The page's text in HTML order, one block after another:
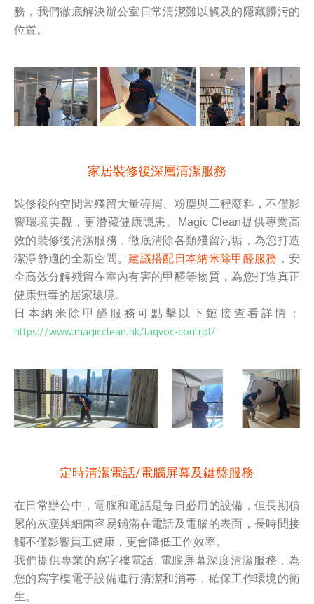
務，我們徹底解決辦公室日常清潔難以觸及的隱藏髒污的
位置。
家居裝修後深層清潔服務
裝修後的空間常殘留大量碎屑、粉塵與工程廢料，不僅影
響環境美觀，更潛藏健康隱患。Magic Clean提供專業高
效的裝修後清潔服務，徹底清除各類殘留污垢，為您打造
潔淨舒適的全新空間。建議搭配日本納米除甲醛服務 ，安
全高效分解殘留在室內有害的甲醛等物質，為您打造真正
健康無毒的居家環境。
日本納米除甲醛服務可點擊以下鏈接查看詳情：
https://www.magicclean.hk/laqvoc-control/
定時清潔電話/電腦屏幕及鍵盤服務
在日常辦公中，電腦和電話是每日必用的設備，但長期積
累的灰塵與細菌容易鋪滿在電話及電腦的表面，長時間接
觸不僅影響員工健康，更會降低工作效率。
我們提供專業的寫字樓電話, 電腦屏幕深度清潔服務，為
您的寫字樓電子設備進行清潔和消毒，確保工作環境的衛
生。